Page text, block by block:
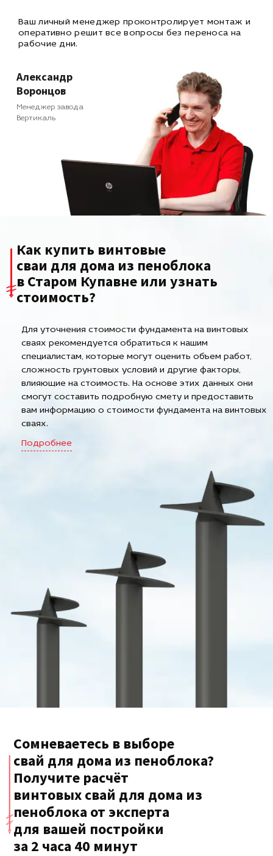
Ваш личный менеджер проконтролирует монтаж и
оперативнорешит все вопросы без переноса на
рабочие дни.
Александр
Воронцов
Менеджер завода
Вертикаль
Как купить винтовые
сваи для дома из пеноблока
в Старом Купавне или узнать
стоимость?
Для уточнения стоимости фундамента на винтовых
сваях рекомендуется обратиться к нашим
специалистам, которые могут оценить объем работ,
сложность грунтовых условий и другие факторы,
влияющие на стоимость. На основе этих данных они
смогут составить подробную смету и предоставить
вам информацию о стоимости фундамента на винтовых
сваях.
Подробнее
Сомневаетесь в выборе
свай для дома из пеноблока?
Получите расчёт
винтовых свай для дома из
пеноблока от эксперта
для вашей постройки
за 2 часа 40 минут